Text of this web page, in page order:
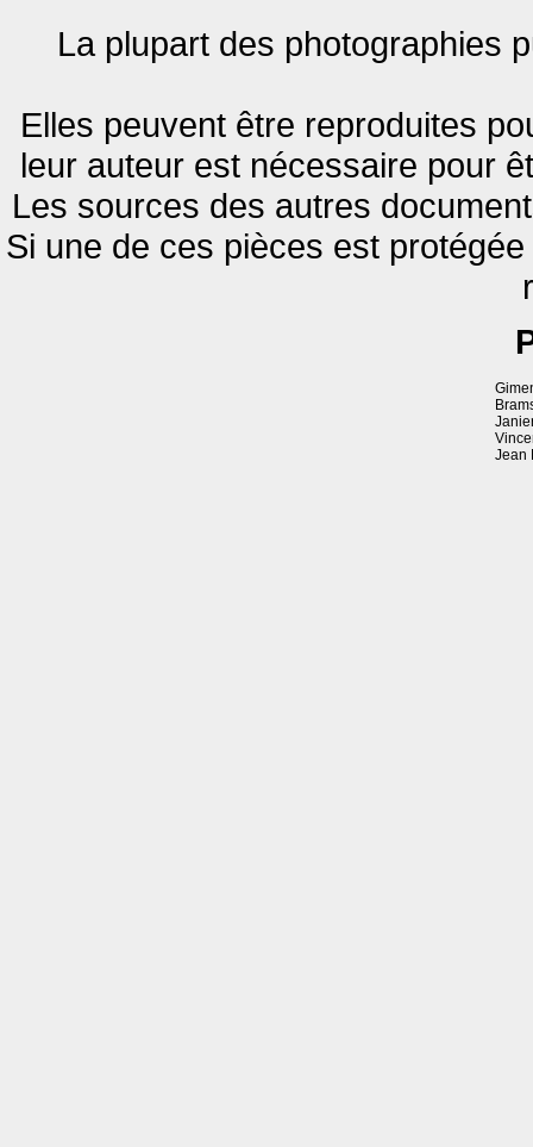
La plupart des photographies
Elles peuvent être reproduites
leur auteur est nécessaire pour
Les sources des autres
Si une de ces pièces est
Jean